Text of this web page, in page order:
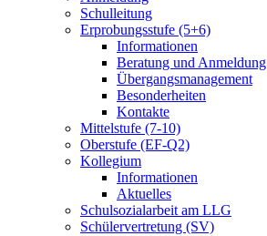
Schulleitung
Erprobungsstufe (5+6)
Informationen
Beratung und Anmeldung
Übergangsmanagement
Besonderheiten
Kontakte
Mittelstufe (7-10)
Oberstufe (EF-Q2)
Kollegium
Informationen
Aktuelles
Schulsozialarbeit am LLG
Schülervertretung (SV)